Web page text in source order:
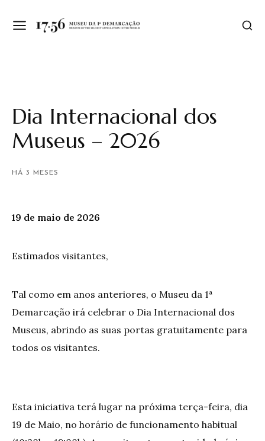
Dia Internacional dos
Museus – 2026
HÁ 3 MESES
19 de maio de 2026
Estimados visitantes,
Tal como em anos anteriores, o Museu da 1ª
Demarcação irá celebrar o Dia Internacional dos
Museus, abrindo as suas portas gratuitamente para
todos os visitantes.
Esta iniciativa terá lugar na próxima terça-feira, dia
19 de Maio, no horário de funcionamento habitual